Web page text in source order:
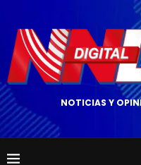
NOTICIAS Y